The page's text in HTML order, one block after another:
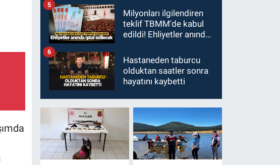
Milyonları ilgilendiren
teklif TBMM'de kabul
edildi! Ehliyetler anında
5
Hastaneden taburcu
olduktan saatler sonra
hayatını kaybetti
6